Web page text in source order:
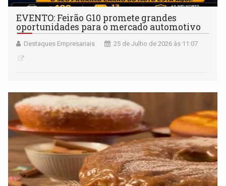
EVENTO: Feirão G10 promete grandes
oportunidades para o mercado automotivo
Destaques Empresariais 25 de Julho de 2026 às 11:07